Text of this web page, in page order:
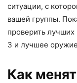
ситуации, с
вашей группы.
проверить лучших
3 и лучшее
Как